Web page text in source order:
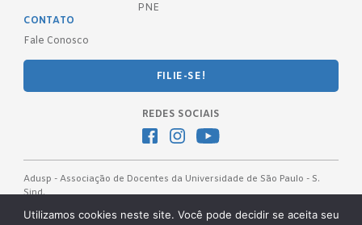
PNE
CONTATO
Fale Conosco
FILIE-SE!
REDES SOCIAIS
Adusp - Associação de Docentes da Universidade de São Paulo - S.
Sind.
Av. Prof. Almeida Prado, 1366 - São Paulo, SP - CEP 05508-070
Utilizamos cookies neste site. Você pode decidir se aceita seu